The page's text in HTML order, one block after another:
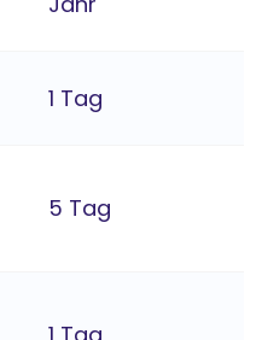
1 Tag
5 Tag